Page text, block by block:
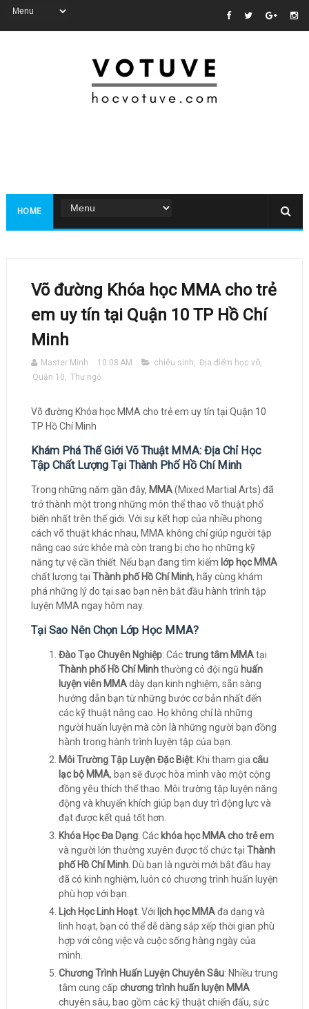
HOME
Võ đường Khóa học MMA cho trẻ
em uy tín tại Quận 10 TP Hồ Chí
Minh
Master Minh 10:08 AM chiêu sinh, Địa điểm học võ,
Quận 10, Thư ngỏ
Võ đường Khóa học MMA cho trẻ em uy tín tại Quận 10
TP Hồ Chí Minh
Khám Phá Thế Giới Võ Thuật MMA: Địa Chỉ Học
Tập Chất Lượng Tại Thành Phố Hồ Chí Minh
Trong những năm gần đây, MMA(Mixed Martial Arts) đã
trở thành một trong những môn thể thao võ thuật phổ
biến nhất trên thế giới. Với sự kết hợp của nhiều phong
cách võ thuật khác nhau, MMA không chỉ giúp người tập
nâng cao sức khỏe mà còn trang bị cho họ những kỹ
năng tự vệ cần thiết. Nếu bạn đang tìm kiếm lớp học MMA
chất lượng tại Thành phố Hồ Chí Minh, hãy cùng khám
phá những lý do tại sao bạn nên bắt đầu hành trình tập
luyện MMA ngay hôm nay.
Tại Sao Nên Chọn Lớp Học MMA?
Đào Tạo Chuyên Nghiệp: Cáctrung tâm MMAtại
Thành phố Hồ Chí Minhthường có đội ngũ huấn
luyện viên MMAdày dạn kinh nghiệm, sẵn sàng
hướng dẫn bạn từ những bước cơ bản nhất đến
các kỹ thuật nâng cao. Họ không chỉ là những
người huấn luyện mà còn là những người bạn đồng
hành trong hành trình luyện tập của bạn.
Môi Trường Tập Luyện Đặc Biệt: Khi tham gia câu
lạc bộ MMA, bạn sẽ được hòa mình vào một cộng
đồng yêu thích thể thao. Môi trường tập luyện năng
động và khuyến khích giúp bạn duy trì động lực và
đạt được kết quả tốt hơn.
Khóa Học Đa Dạng: Các khóa học MMA cho trẻ em
và người lớn thường xuyên được tổ chức tại Thành
phố Hồ Chí Minh. Dù bạn là người mới bắt đầu hay
đã có kinh nghiệm, luôn có chương trình huấn luyện
phù hợp với bạn.
Lịch Học Linh Hoạt: Với lịch học MMAđa dạng và
linh hoạt, bạn có thể dễ dàng sắp xếp thời gian phù
hợp với công việc và cuộc sống hàng ngày của
mình.
Chương Trình Huấn Luyện Chuyên Sâu: Nhiều trung
tâm cung cấp chương trình huấn luyện MMA
chuyên sâu, bao gồm các kỹ thuật chiến đấu, sức